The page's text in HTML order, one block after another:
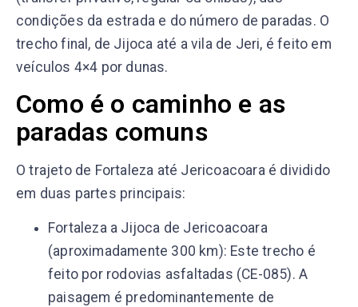
condições da estrada e do número de paradas. O
trecho final, de Jijoca até a vila de Jeri, é feito em
veículos 4×4 por dunas.
Como é o caminho e as
paradas comuns
O trajeto de Fortaleza até Jericoacoara é dividido
em duas partes principais:
Fortaleza a Jijoca de Jericoacoara
(aproximadamente 300 km): Este trecho é
feito por rodovias asfaltadas (CE-085). A
paisagem é predominantemente de